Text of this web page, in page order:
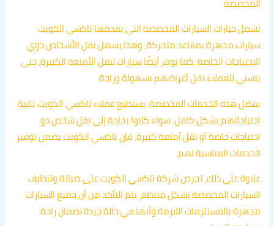
تشمل خيارات السيارات المخصصة التي يقدمها تاكسي الكويت
سيارات مجهزة بمقاعد متحركة، وهذا يسهل نقل الأشخاص ذوي
الاحتياجات الخاصة. كما يوفر أيضًا سيارات لنقل الأمتعة الكبيرة، حتى
يتسنى للعملاء نقل أغراضهم بسهولة وراحة.
بفضل هذه الخدمات المخصصة، يستطيع عملاء تاكسي الكويت تلبية
احتياجاتهم بشكل كامل. سواء كانوا بحاجة إلى نقل شخص ذو
احتياجات خاصة أو نقل أمتعة كبيرة، فإن تاكسي الكويت يضمن توفير
الخدمات المناسبة لهم.
علاوة على ذلك، تحرص شركة تاكسي الكويت على صيانة وتنظيف
السيارات المخصصة بشكل منتظم. يتم التأكد من أن جميع السيارات
مجهزة بالمستلزمات اللازمة وأنها في حالة جيدة لضمان راحة